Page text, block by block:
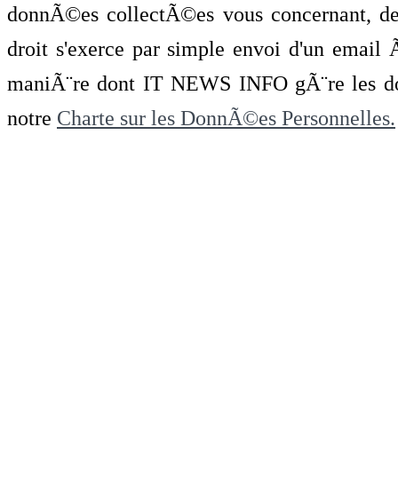
donnÃ©es collectÃ©es vous concernant,
droit s'exerce par simple envoi d'un
maniÃ¨re dont IT NEWS INFO gÃ¨re les
notre Charte sur les DonnÃ©es Personnelles.